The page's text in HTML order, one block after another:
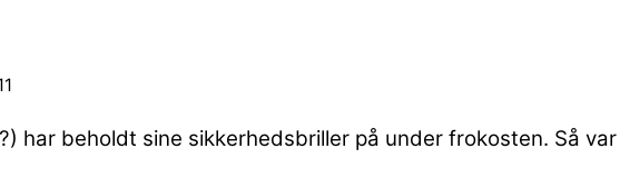
har beholdt sine sikkerhedsbriller på under frokosten. Så